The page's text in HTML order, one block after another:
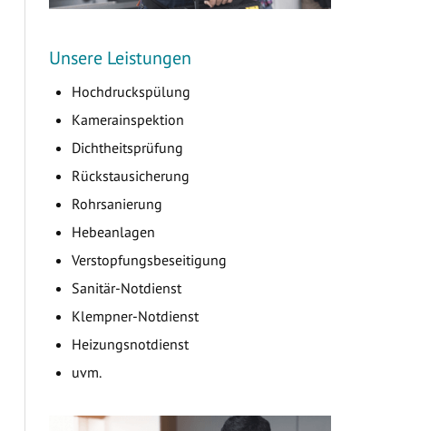
Unsere Leistungen
Hochdruckspülung
Kamerainspektion
Dichtheitsprüfung
Rückstausicherung
Rohrsanierung
Hebeanlagen
Verstopfungsbeseitigung
Sanitär-Notdienst
Klempner-Notdienst
Heizungsnotdienst
uvm.